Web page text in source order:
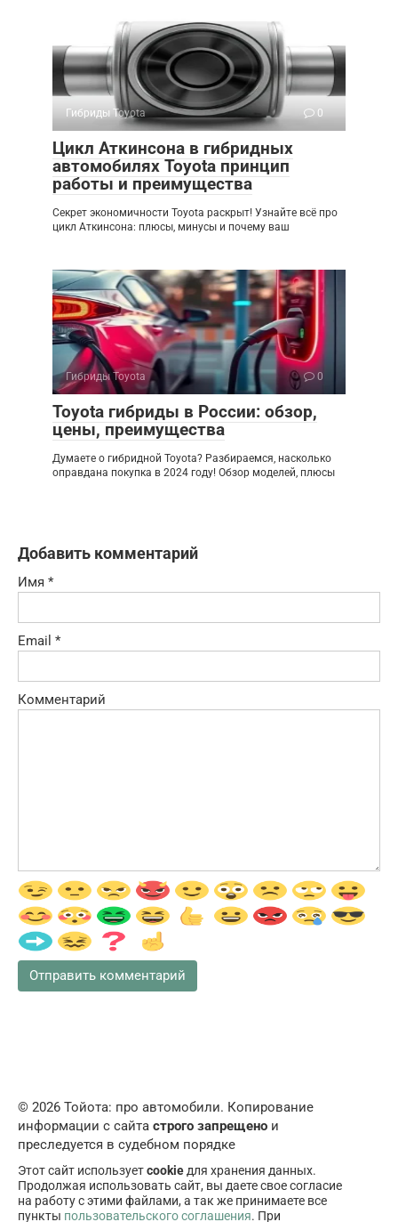
Гибриды Toyota 0
Цикл Аткинсона в гибридных
автомобилях Toyota принцип
работы и преимущества
Секрет экономичности Toyota раскрыт! Узнайте всё про
цикл Аткинсона: плюсы, минусы и почему ваш
Гибриды Toyota 0
Toyota гибриды в России: обзор,
цены, преимущества
Думаете о гибридной Toyota? Разбираемся, насколько
оправдана покупка в 2024 году! Обзор моделей, плюсы
Добавить комментарий
Имя *
Email *
Комментарий
© 2026 Тойота: про автомобили. Копирование
информации с сайта строго запрещено и
преследуется в судебном порядке
Этот сайт используетcookie для хранения данных.
Продолжая использовать сайт, вы даете свое согласие
на работу с этими файлами, а так же принимаете все
пункты пользовательского соглашения. При